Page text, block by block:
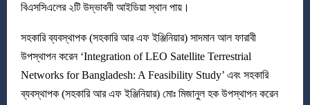
বিএসসিএলের ২টি উদ্ভাবনী আইডিয়া স্থান পায়।
সহকারি ব্যবস্থাপক (সহকারি আর এফ ইঞ্জিনিয়ার) সাদমান আল ফারাবী
উপস্থাপন করেন ‘Integration of LEO Satellite Terrestrial
Networks for Bangladesh: A Feasibility Study’ এবং সহকারি
ব্যবস্থাপক (সহকারি আর এফ ইঞ্জিনিয়ার) মোঃ মিজানুল হক উপস্থাপন করেন